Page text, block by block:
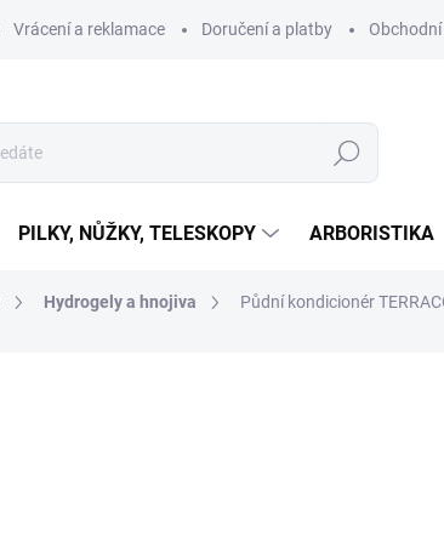
Vrácení a reklamace Doručení a platby Obchodní
Hledat
PILKY, NŮŽKY, TELESKOPY ARBORISTIKA
Hydrogely a hnojiva Půdní kondicionér